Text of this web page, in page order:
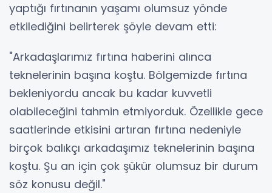
yaptığı fırtınanın yaşamı olumsuz yönde
etkilediğini belirterek şöyle devam etti:
"Arkadaşlarımız fırtına haberini alınca
teknelerinin başına koştu. Bölgemizde fırtına
bekleniyordu ancak bu kadar kuvvetli
olabileceğini tahmin etmiyorduk. Özellikle gece
saatlerinde etkisini artıran fırtına nedeniyle
birçok balıkçı arkadaşımız teknelerinin başına
koştu. Şu an için çok şükür olumsuz bir durum
söz konusu değil."